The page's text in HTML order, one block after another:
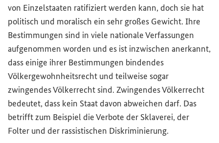
von Einzelstaaten ratifiziert werden kann, doch sie hat
politisch und moralisch ein sehr großes Gewicht. Ihre
Bestimmungen sind in viele nationale Verfassungen
aufgenommen worden und es ist inzwischen anerkannt,
dass einige ihrer Bestimmungen bindendes
Völkergewohnheitsrecht und teilweise sogar
zwingendes Völkerrecht sind. Zwingendes Völkerrecht
bedeutet, dass kein Staat davon abweichen darf. Das
betrifft zum Beispiel die Verbote der Sklaverei, der
Folter und der rassistischen Diskriminierung.